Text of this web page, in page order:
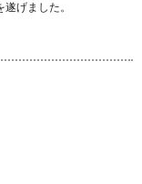
げました。